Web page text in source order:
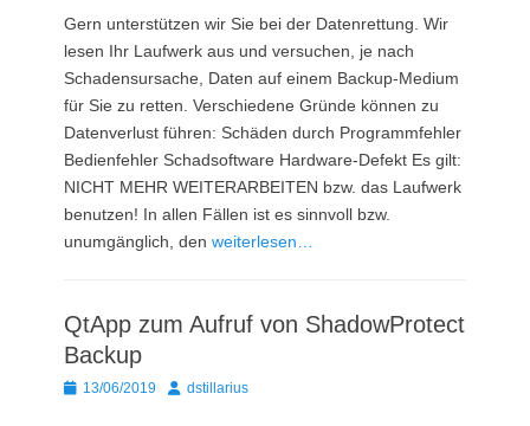
Gern unterstützen wir Sie bei der Datenrettung. Wir
lesen Ihr Laufwerk aus und versuchen, je nach
Schadensursache, Daten auf einem Backup-Medium
für Sie zu retten. Verschiedene Gründe können zu
Datenverlust führen: Schäden durch Programmfehler
Bedienfehler Schadsoftware Hardware-Defekt Es gilt:
NICHT MEHR WEITERARBEITEN bzw. das Laufwerk
benutzen! In allen Fällen ist es sinnvoll bzw.
unumgänglich, den weiterlesen…
QtApp zum Aufruf von ShadowProtect
Backup
Posted13/06/2019 Autordstillarius